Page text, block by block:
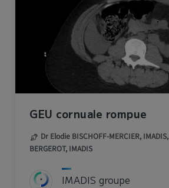
GEU cornuale rompue
Dr Elodie BISCHOFF-MERCIER, IMADIS,
BERGEROT, IMADIS
IMADIS groupe